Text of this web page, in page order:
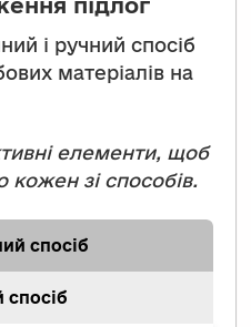
і ручний спосіб
матеріалів на
елементи, щоб
кожен зі способів.
спосіб
спосіб